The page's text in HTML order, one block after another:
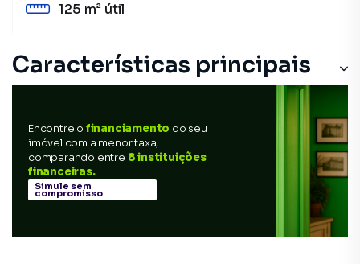
125 m² útil
Características principais
Encontre o financiamento do seu
imóvel com a menor taxa,
comparando entre 8 instituições
financeiras.
Simule sem
compromisso